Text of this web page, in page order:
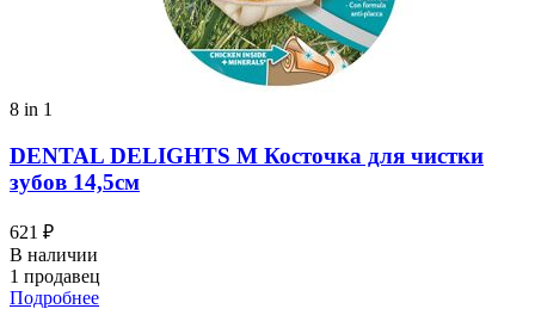
8 in 1
DENTAL DELIGHTS M Косточка для чистки
зубов 14,5см
621 ₽
В наличии
1 продавец
Подробнее